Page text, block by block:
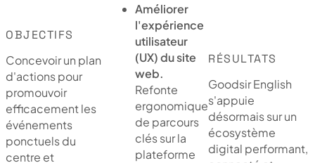
OBJECTIFS
Concevoir un plan
d'actions pour
promouvoir
efficacement les
événements
ponctuels du
centre et
Améliorer
l'expérience
utilisateur
(UX) du site
web.
Refonte
ergonomique
de parcours
clés sur la
plateforme
RÉSULTATS
Goodsir English
s'appuie
désormais sur un
écosystème
digital performant,